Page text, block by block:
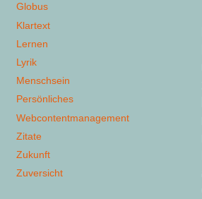
Globus
Klartext
Lernen
Lyrik
Menschsein
Persönliches
Webcontentmanagement
Zitate
Zukunft
Zuversicht